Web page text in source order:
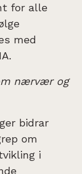
for alle
med
nærvær og
bidrar
om
i